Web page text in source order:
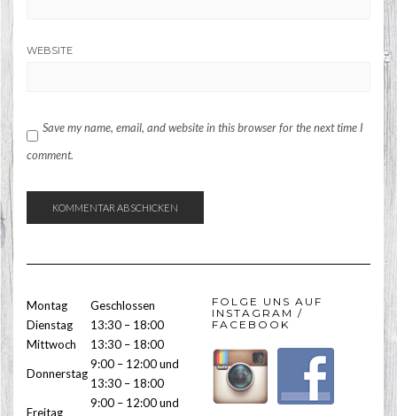
WEBSITE
Save my name, email, and website in this browser for the next time I
comment.
Montag
Geschlossen
Dienstag
13:30 – 18:00
Mittwoch
13:30 – 18:00
Donnerstag
9:00 – 12:00 und
13:30 – 18:00
Freitag
9:00 – 12:00 und
FOLGE UNS AUF
INSTAGRAM /
FACEBOOK